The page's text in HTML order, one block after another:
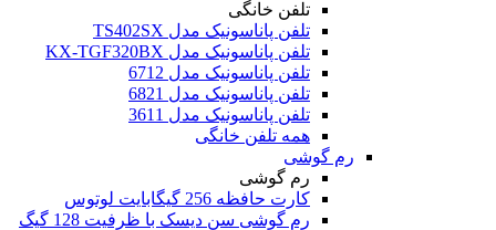
تلفن خانگی
تلفن پاناسونیک مدل TS402SX
تلفن پاناسونیک مدل KX-TGF320BX
تلفن پاناسونیک مدل 6712
تلفن پاناسونیک مدل 6821
تلفن پاناسونیک مدل 3611
همه تلفن خانگی
رم گوشی
رم گوشی
کارت حافظه 256 گیگابایت لوتوس
رم گوشی سن دیسک با ظرفیت 128 گیگ